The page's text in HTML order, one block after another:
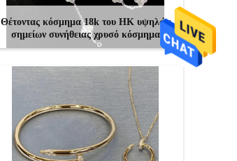
Θέτοντας κόσμημα 18k του HK υψηλών
σημείων συνήθειας χρυσό κόσμημα
εμπορικών σημάτων πολυτέλειας